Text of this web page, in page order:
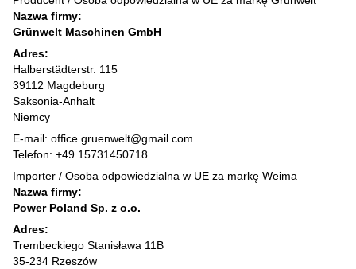
Nazwa firmy:
Grünwelt Maschinen GmbH
Adres:
Halberstädterstr. 115
39112 Magdeburg
Saksonia-Anhalt
Niemcy
E-mail: office.gruenwelt@gmail.com
Telefon: +49 15731450718
Importer / Osoba odpowiedzialna w UE za markę Weima
Nazwa firmy:
Power Poland Sp. z o.o.
Adres:
Trembeckiego Stanisława 11B
35-234 Rzeszów